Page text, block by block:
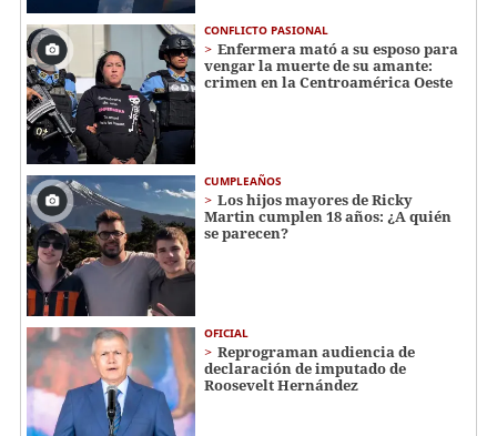
CONFLICTO PASIONAL
Enfermera mató a su esposo para
vengar la muerte de su amante:
crimen en la Centroamérica Oeste
CUMPLEAÑOS
Los hijos mayores de Ricky
Martin cumplen 18 años: ¿A quién
se parecen?
OFICIAL
Reprograman audiencia de
declaración de imputado de
Roosevelt Hernández